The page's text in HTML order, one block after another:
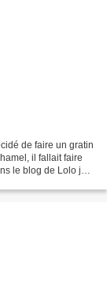
de faire un gratin
il fallait faire
le blog de Lolo je